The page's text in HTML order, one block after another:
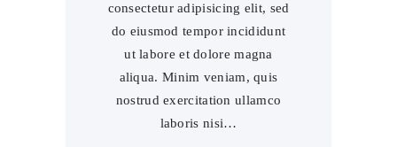
consectetur adipisicing elit, sed
do eiusmod tempor incididunt
ut labore et dolore magna
aliqua. Minim veniam, quis
nostrud exercitation ullamco
laboris nisi…